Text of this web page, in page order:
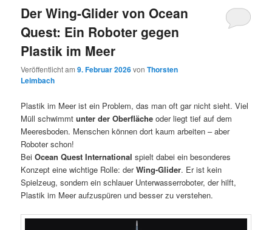
Der Wing-Glider von Ocean
Quest: Ein Roboter gegen
Plastik im Meer
Veröffentlicht am9. Februar 2026vonThorsten
Leimbach
Plastik im Meer ist ein Problem, das man oft gar nicht sieht. Viel
Müll schwimmtunter der Oberfläche oder liegt tief auf dem
Meeresboden. Menschen können dort kaum arbeiten – aber
Roboter schon!
BeiOcean Quest International spielt dabei ein besonderes
Konzept eine wichtige Rolle: derWing-Glider. Er ist kein
Spielzeug, sondern ein schlauer Unterwasserroboter, der hilft,
Plastik im Meer aufzuspüren und besser zu verstehen.